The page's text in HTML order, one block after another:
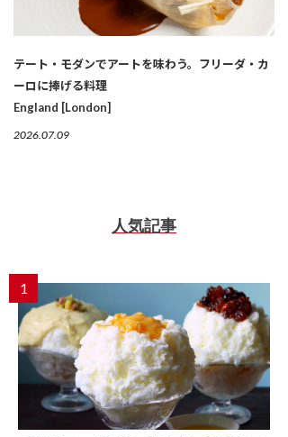
テート・モダンでアートを味わう。フリーダ・カ
ーロに捧げる料理
England [London]
2026.07.09
人気記事
1